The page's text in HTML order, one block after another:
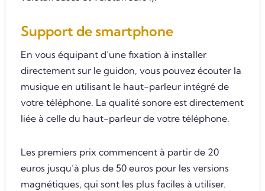
Support de smartphone
En vous équipant d’une fixation à installer
directement sur le guidon, vous pouvez écouter la
musique en utilisant le haut-parleur intégré de
votre téléphone. La qualité sonore est directement
liée à celle du haut-parleur de votre téléphone.
Les premiers prix commencent à partir de 20
euros jusqu’à plus de 50 euros pour les versions
magnétiques, qui sont les plus faciles à utiliser.